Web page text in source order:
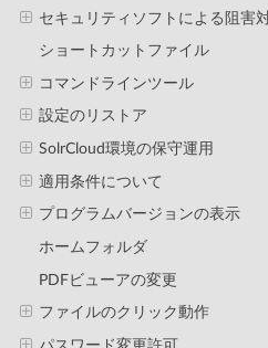
セキュリティソフトによる阻害
ショートカットファイル
コマンドラインツール
設定のリストア
SolrCloud環境の保守運用
適用条件について
プログラムバージョンの表示
ホームフォルダ
PDFビューアの変更
ファイルのクリック動作